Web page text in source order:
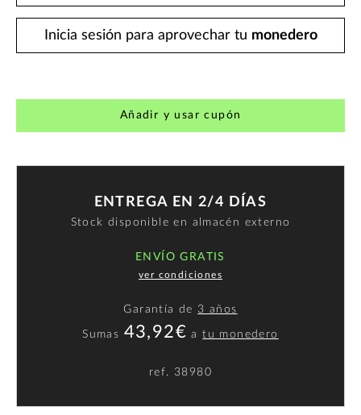
Inicia sesión para aprovechar tu monedero
Añadir y usar cupón
ENTREGA EN 2/4 DÍAS
Stock disponible en almacén externo
ENVÍO GRATIS
ver condiciones
Garantía de 3 años
Sumas 43,92€ atu monedero
ref. 38980